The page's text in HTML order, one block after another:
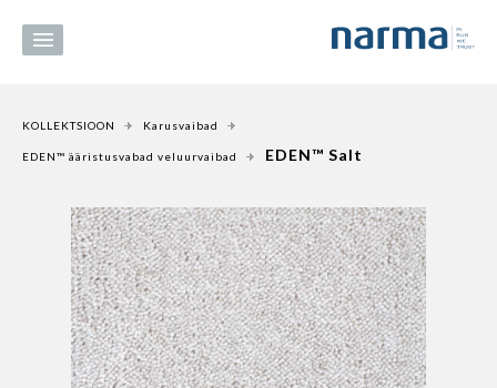
KOLLEKTSIOON Karusvaibad
EDEN™ ääristusvabad veluurvaibad EDEN™ Salt